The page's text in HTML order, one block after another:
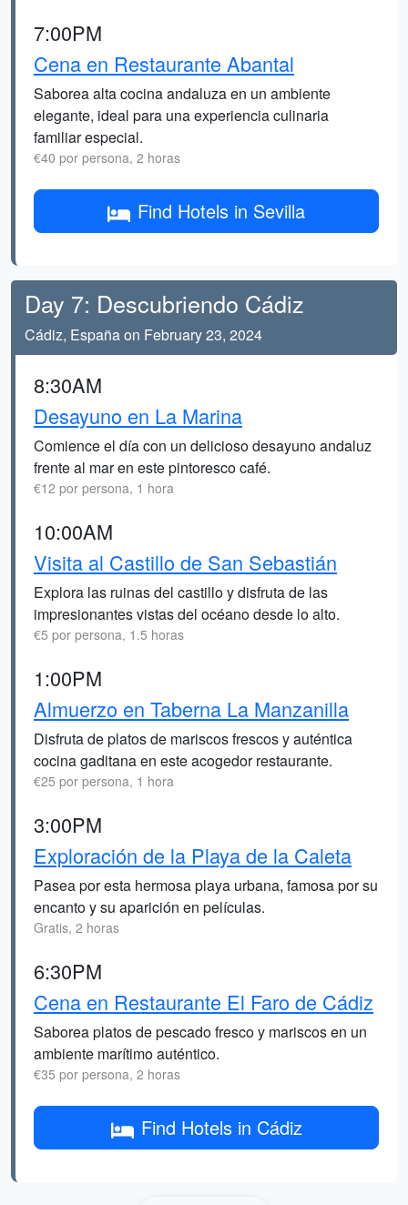
7:00PM
Cena en Restaurante Abantal
Saborea alta cocina andaluza en un ambiente
elegante, ideal para una experiencia culinaria
familiar especial.
€40 por persona, 2 horas
Find Hotels in Sevilla
Day 7: Descubriendo Cádiz
Cádiz, España on February 23, 2024
8:30AM
Desayuno en La Marina
Comience el día con un delicioso desayuno andaluz
frente al mar en este pintoresco café.
€12 por persona, 1 hora
10:00AM
Visita al Castillo de San Sebastián
Explora las ruinas del castillo y disfruta de las
impresionantes vistas del océano desde lo alto.
€5 por persona, 1.5 horas
1:00PM
Almuerzo en Taberna La Manzanilla
Disfruta de platos de mariscos frescos y auténtica
cocina gaditana en este acogedor restaurante.
€25 por persona, 1 hora
3:00PM
Exploración de la Playa de la Caleta
Pasea por esta hermosa playa urbana, famosa por su
encanto y su aparición en películas.
Gratis, 2 horas
6:30PM
Cena en Restaurante El Faro de Cádiz
Saborea platos de pescado fresco y mariscos en un
ambiente marítimo auténtico.
€35 por persona, 2 horas
Find Hotels in Cádiz